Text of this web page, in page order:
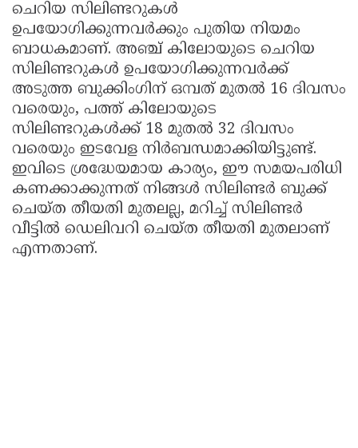
ചെറിയ സിലിണ്ടറുകൾ
ഉപയോഗിക്കുന്നവർക്കും പുതിയ നിയമം
ബാധകമാണ്. അഞ്ച് കിലോയുടെ ചെറിയ
സിലിണ്ടറുകൾ ഉപയോഗിക്കുന്നവർക്ക്
അടുത്ത ബുക്കിംഗിന് ഒമ്പത് മുതൽ 16 ദിവസം
വരെയും, പത്ത് കിലോയുടെ
സിലിണ്ടറുകൾക്ക് 18 മുതൽ 32 ദിവസം
വരെയും ഇടവേള നിർബന്ധമാക്കിയിട്ടുണ്ട്.
ഇവിടെ ശ്രദ്ധേയമായ കാര്യം, ഈ സമയപരിധി
കണക്കാക്കുന്നത് നിങ്ങൾ സിലിണ്ടർ ബുക്ക്
ചെയ്ത തീയതി മുതലല്ല, മറിച്ച് സിലിണ്ടർ
വീട്ടിൽ ഡെലിവറി ചെയ്ത തീയതി മുതലാണ്
എന്നതാണ്.